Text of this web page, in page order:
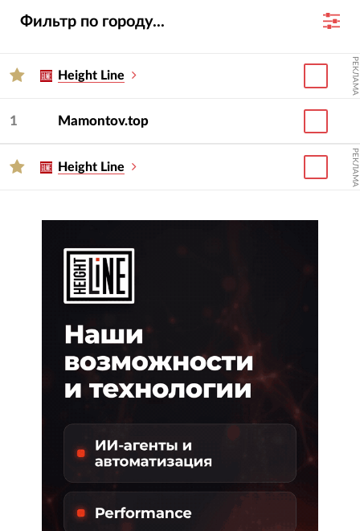
Фильтр по городу...
Height Line РЕКЛАМА
1 Mamontov.top
Height Line РЕКЛАМА